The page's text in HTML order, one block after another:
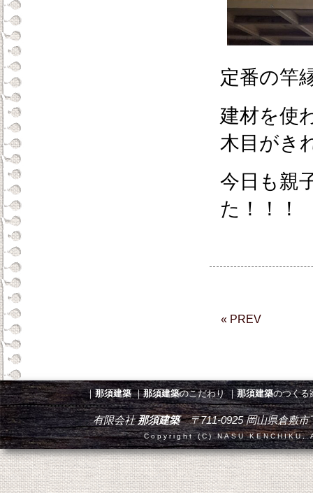
定番の竿
建材を使
木目がき
今日も親
た！！！
« PREV
｜那須建築｜那須建築のこだわり｜那須建築のつくる
有限会社那須建築〒711-0925 岡山県倉敷市
Copyright (C) NASU